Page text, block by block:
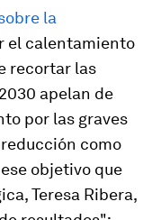
la
el calentamiento
recortar las
apelan de
por las graves
como
objetivo que
Teresa Ribera,